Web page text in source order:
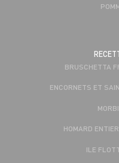
BRUSCHETTA
ENCORNETS ET
HOMARD
ILE